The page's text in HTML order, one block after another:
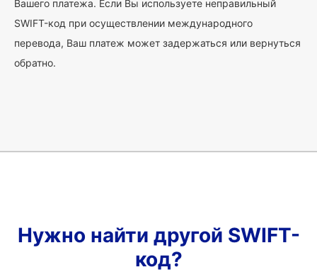
Вашего платежа. Если Вы используете неправильный
SWIFT-код при осуществлении международного
перевода, Ваш платеж может задержаться или вернуться
обратно.
Нужно найти другой SWIFT-
код?